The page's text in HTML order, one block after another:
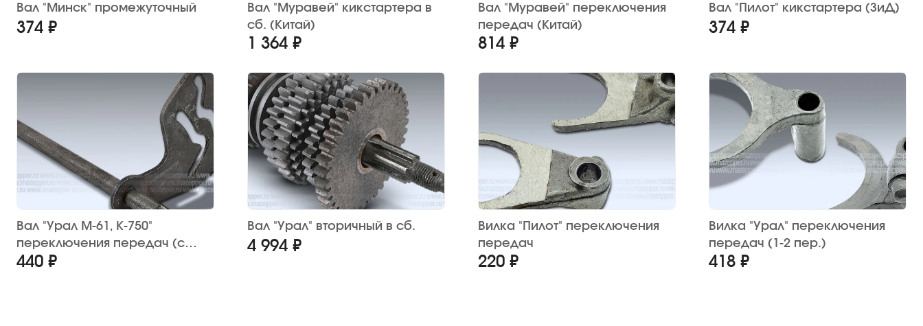
Вал "Минск" промежуточный
374 ₽
Вал "Муравей" кикстартера в
сб. (Китай)
1 364 ₽
Вал "Муравей" переключения
передач (Китай)
814 ₽
Вал "Пилот" кикстартера (ЗиД)
374 ₽
Вал "Урал М-61, К-750"
переключения передач (с
сектором)
440 ₽
Вал "Урал" вторичный в сб.
4 994 ₽
Вилка "Пилот" переключения
передач
220 ₽
Вилка "Урал" переключения
передач (1-2 пер.)
418 ₽